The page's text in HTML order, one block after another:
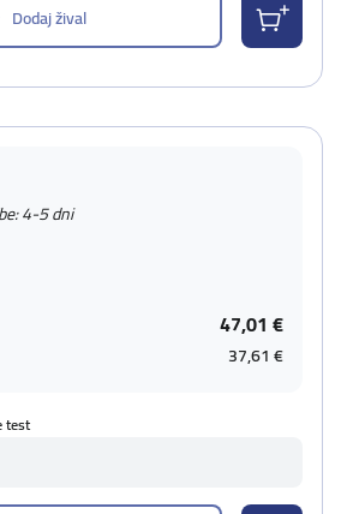
Dodaj žival
4-5 dni
47,01 €
37,61 €
test